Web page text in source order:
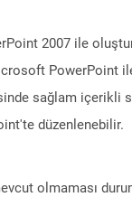
2007 ile
PowerPoint
sağlam içerikli
düzenlenebilir.
olmaması